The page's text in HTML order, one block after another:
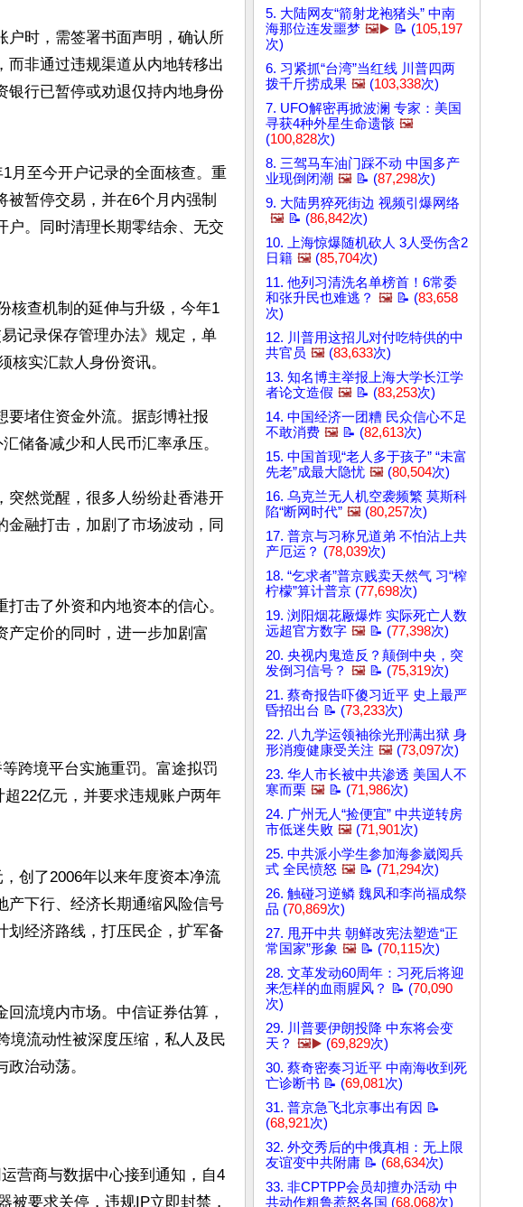
户时，需签署书面声明，确认所
非通过违规渠道从内地转移出
银行已暂停或劝退仅持内地身份
月至今开户记录的全面核查。重
暂停交易，并在6个月内强制
户。同时清理长期零结余、无交
核查机制的延伸与升级，今年1
记录保存管理办法》规定，单
核实汇款人身份资讯。
要堵住资金外流。据彭博社报
储备减少和人民币汇率承压。
突然觉醒，很多人纷纷赴香港开
金融打击，加剧了市场波动，同
击了外资和内地资本的信心。
产定价的同时，进一步加剧富
跨境平台实施重罚。富途拟罚
22亿元，并要求违规账户两年
创了2006年以来年度资本净流
产下行、经济长期通缩风险信号
划经济路线，打压民企，扩军备
流境内市场。中信证券估算，
境流动性被深度压缩，私人及民
治动荡。
营商与数据中心接到通知，自4
被要求关停，违规IP立即封禁，
5. 大陆网友“箭射龙袍猪头” 中南
海那位连发噩梦 🖼️▶️ 📝 (105,197
次)
6. 习紧抓“台湾”当红线 川普四两
拨千斤捞成果 🖼️ (103,338次)
7. UFO解密再掀波澜 专家：美国
寻获4种外星生命遗骸 🖼️
(100,828次)
8. 三驾马车油门踩不动 中国多产
业现倒闭潮 🖼️ 📝 (87,298次)
9. 大陆男猝死街边 视频引爆网络
🖼️ 📝 (86,842次)
10. 上海惊爆随机砍人 3人受伤含2
日籍 🖼️ (85,704次)
11. 他列习清洗名单榜首！6常委
和张升民也难逃？ 🖼️ 📝 (83,658
次)
12. 川普用这招儿对付吃特供的中
共官员 🖼️ (83,633次)
13. 知名博主举报上海大学长江学
者论文造假 🖼️ 📝 (83,253次)
14. 中国经济一团糟 民众信心不足
不敢消费 🖼️ 📝 (82,613次)
15. 中国首现“老人多于孩子” “未富
先老”成最大隐忧 🖼️ (80,504次)
16. 乌克兰无人机空袭频繁 莫斯科
陷“断网时代” 🖼️ (80,257次)
17. 普京与习称兄道弟 不怕沾上共
产厄运？ (78,039次)
18. “乞求者”普京贱卖天然气 习“榨
柠檬”算计普京 (77,698次)
19. 浏阳烟花厰爆炸 实际死亡人数
远超官方数字 🖼️ 📝 (77,398次)
20. 央视内鬼造反？颠倒中央，突
发倒习信号？ 🖼️ 📝 (75,319次)
21. 蔡奇报告吓傻习近平 史上最严
昏招出台 📝 (73,233次)
22. 八九学运领袖徐光刑满出狱 身
形消瘦健康受关注 🖼️ (73,097次)
23. 华人市长被中共渗透 美国人不
寒而栗 🖼️ 📝 (71,986次)
24. 广州无人“捡便宜” 中共逆转房
市低迷失败 🖼️ (71,901次)
25. 中共派小学生参加海参崴阅兵
式 全民愤怒 🖼️ 📝 (71,294次)
26. 触碰习逆鳞 魏凤和李尚福成祭
品 (70,869次)
27. 甩开中共 朝鲜改宪法塑造“正
常国家”形象 🖼️ 📝 (70,115次)
28. 文革发动60周年：习死后将迎
来怎样的血雨腥风？ 📝 (70,090
次)
29. 川普要伊朗投降 中东将会变
天？ 🖼️▶️ (69,829次)
30. 蔡奇密奏习近平 中南海收到死
亡诊断书 📝 (69,081次)
31. 普京急飞北京事出有因 📝
(68,921次)
32. 外交秀后的中俄真相：无上限
友谊变中共附庸 📝 (68,634次)
33. 非CPTPP会员却擅办活动 中
共动作粗鲁惹怒各国 (68,068次)